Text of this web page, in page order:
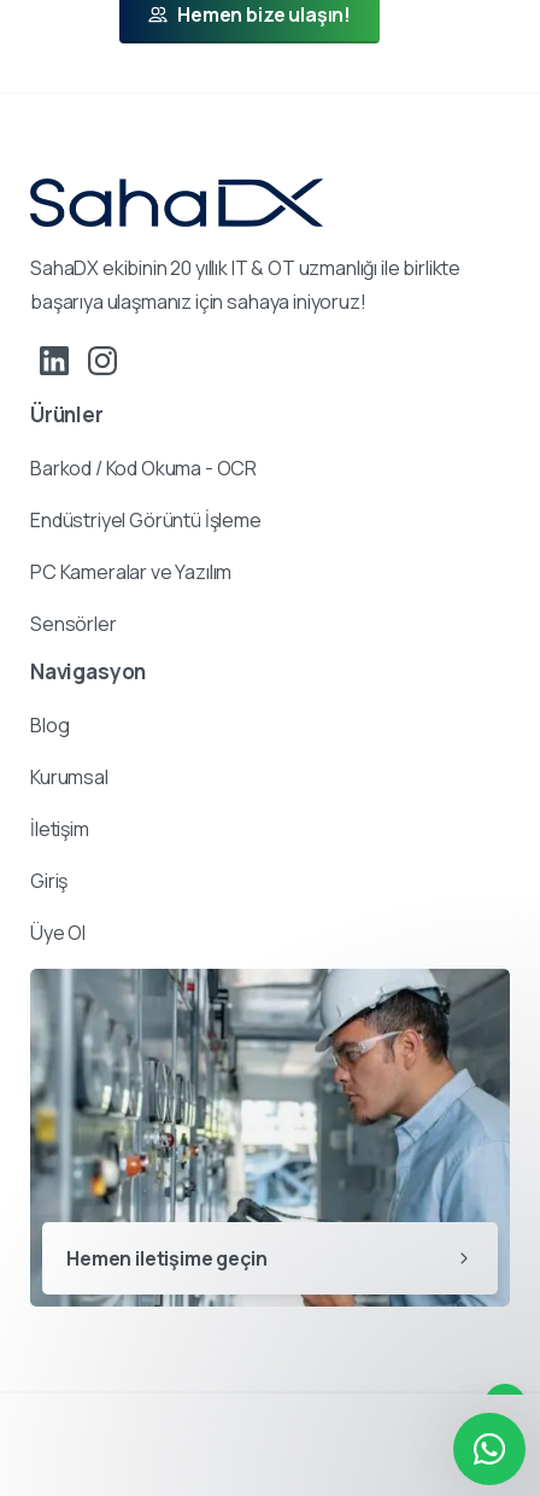
Hemen bize ulaşın!
SahaDX ekibinin 20 yıllık IT & OT uzmanlığı ile birlikte
başarıya ulaşmanız için sahaya iniyoruz!
Ürünler
Barkod / Kod Okuma - OCR
Endüstriyel Görüntü İşleme
PC Kameralar ve Yazılım
Sensörler
Navigasyon
Blog
Kurumsal
İletişim
Giriş
Üye Ol
Hemen iletişime geçin
Destek ekibimiz sorularınızı
yanıtlamak için burada.
👋 Merhaba, size nasıl yardımcı
olabiliriz?